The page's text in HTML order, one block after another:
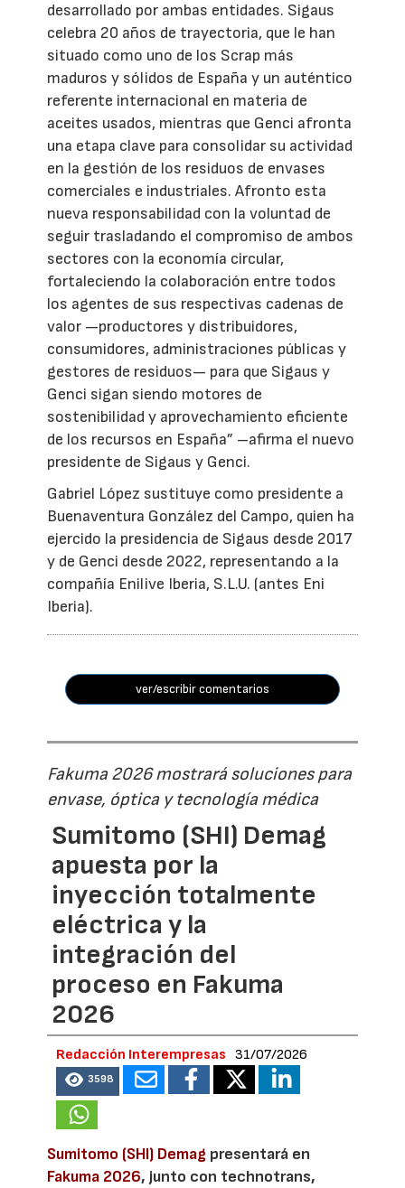
desarrollado por ambas entidades. Sigaus
celebra 20 años de trayectoria, que le han
situado como uno de los Scrap más
maduros y sólidos de España y un auténtico
referente internacional en materia de
aceites usados, mientras que Genci afronta
una etapa clave para consolidar su actividad
en la gestión de los residuos de envases
comerciales e industriales. Afronto esta
nueva responsabilidad con la voluntad de
seguir trasladando el compromiso de ambos
sectores con la economía circular,
fortaleciendo la colaboración entre todos
los agentes de sus respectivas cadenas de
valor —productores y distribuidores,
consumidores, administraciones públicas y
gestores de residuos— para que Sigaus y
Genci sigan siendo motores de
sostenibilidad y aprovechamiento eficiente
de los recursos en España” –afirma el nuevo
presidente de Sigaus y Genci.
Gabriel López sustituye como presidente a
Buenaventura González del Campo, quien ha
ejercido la presidencia de Sigaus desde 2017
y de Genci desde 2022, representando a la
compañía Enilive Iberia, S.L.U. (antes Eni
Iberia).
ver/escribir comentarios
Fakuma 2026 mostrará soluciones para
envase, óptica y tecnología médica
Sumitomo (SHI) Demag
apuesta por la
inyección totalmente
eléctrica y la
integración del
proceso en Fakuma
2026
Redacción Interempresas 31/07/2026
3598
Sumitomo (SHI) Demag presentará en
Fakuma 2026, junto con technotrans,